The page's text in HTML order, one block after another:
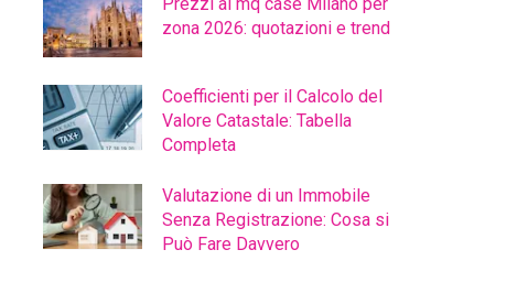
zona 2026: quotazioni e trend
Coefficienti per il Calcolo del
Valore Catastale: Tabella
Completa
Valutazione di un Immobile
Senza Registrazione: Cosa si
Può Fare Davvero